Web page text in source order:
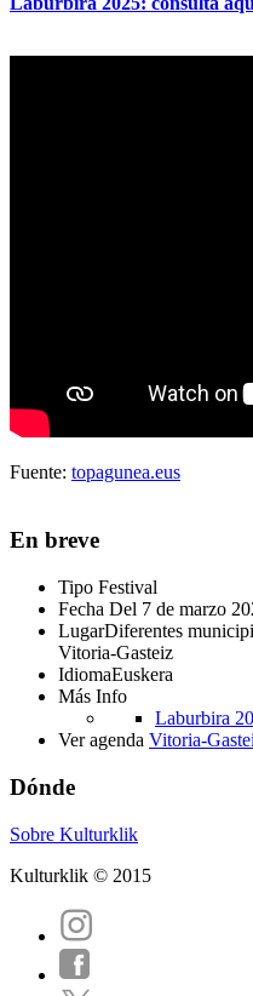
Fuente: topagunea.eus
En breve
Tipo Festival
Fecha Del 7 de marzo
LugarDiferentes
Vitoria-Gasteiz
IdiomaEuskera
Más Info
Laburbira
Ver agenda Vitoria-
Dónde
Sobre Kulturklik
Kulturklik © 2015